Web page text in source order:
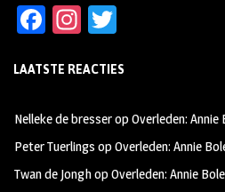
Fa
b
oo
k
In
ag
m
tt
LAATSTE REACTIES
Nelleke de bresseropOverleden:
Peter Tuerlings opOverleden: Annie
Twan de JonghopOverleden: Annie